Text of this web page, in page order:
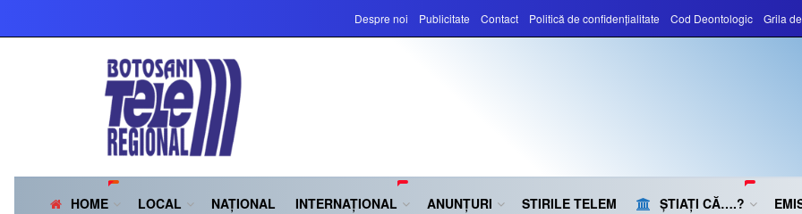
Despre noi Publicitate Contact Politică de confidențialitate Cod Deontologic Grila
HOME LOCAL NAȚIONAL INTERNAȚIONAL ANUNȚURI STIRILE TELEM ȘTIAȚI CĂ….?